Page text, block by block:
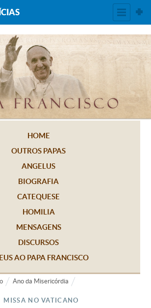
HOME
OUTROS PAPAS
ANGELUS
BIOGRAFIA
CATEQUESE
HOMILIA
MENSAGENS
DISCURSOS
AO PAPA FRANCISCO
Ano da Misericórdia
MISSA NO VATICANO